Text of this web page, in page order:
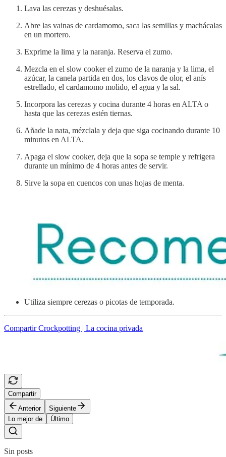
Lava las cerezas y deshuésalas.
Abre las vainas de cardamomo, saca las semillas y machácalas
en un mortero.
Exprime la lima y la naranja. Reserva el zumo.
Mezcla en el slow cooker el zumo de la naranja y la lima, el
azúcar, la canela partida en dos, los clavos de olor, el anís
estrellado, el cardamomo molido, el agua y la sal.
Incorpora las cerezas y cocina durante 4 horas en ALTA o
hasta que las cerezas estén tiernas.
Añade la nata, mézclala y deja que siga cocinando durante 10
minutos en ALTA.
Apaga el slow cooker, deja que la sopa se temple y refrigera
durante un mínimo de 4 horas antes de servir.
Sirve la sopa en cuencos con unas hojas de menta.
Utiliza siempre cerezas o picotas de temporada.
Compartir Crockpotting | La cocina privada
Compartir
Anterior
Siguiente
Lo mejor de
Último
Sin posts